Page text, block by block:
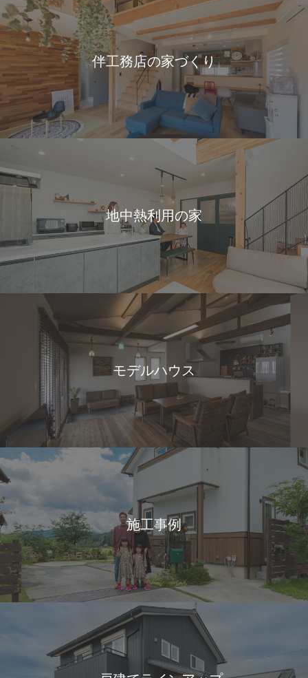
伴工務店の家づくり
地中熱利用の家
モデルハウス
施工事例